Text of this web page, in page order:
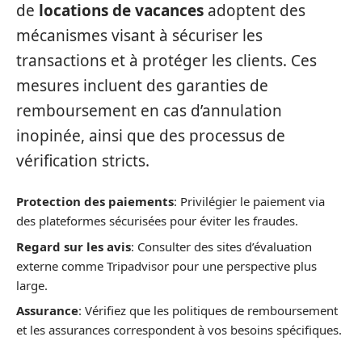
de locations de vacances adoptent des
mécanismes visant à sécuriser les
transactions et à protéger les clients. Ces
mesures incluent des garanties de
remboursement en cas d’annulation
inopinée, ainsi que des processus de
vérification stricts.
Protection des paiements: Privilégier le paiement via
des plateformes sécurisées pour éviter les fraudes.
Regard sur les avis: Consulter des sites d’évaluation
externe comme Tripadvisor pour une perspective plus
large.
Assurance: Vérifiez que les politiques de remboursement
et les assurances correspondent à vos besoins spécifiques.